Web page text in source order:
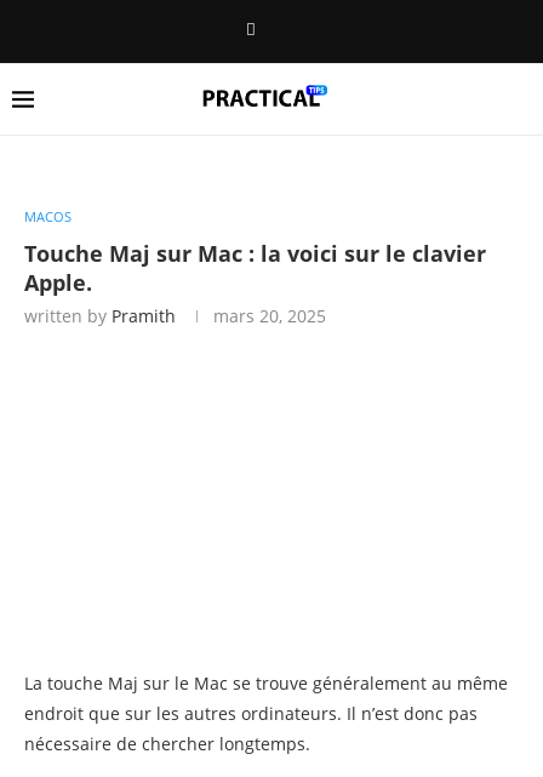
MACOS
Touche Maj sur Mac : la voici sur le clavier
Apple.
written by Pramith mars 20, 2025
La touche Maj sur le Mac se trouve généralement au même
endroit que sur les autres ordinateurs. Il n’est donc pas
nécessaire de chercher longtemps.